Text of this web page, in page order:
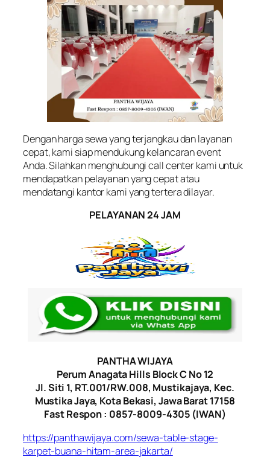
Dengan harga sewa yang terjangkau dan layanan
cepat, kami siap mendukung kelancaran event
Anda. Silahkan menghubungi call center kami untuk
mendapatkan pelayanan yang cepat atau
mendatangi kantor kami yang tertera dilayar.
PELAYANAN 24 JAM
PANTHA WIJAYA
Perum Anagata Hills Block C No 12
Jl. Siti 1, RT.001/RW.008, Mustikajaya, Kec.
Mustika Jaya, Kota Bekasi, Jawa Barat 17158
Fast Respon : 0857-8009-4305 (IWAN)
https://panthawijaya.com/sewa-table-stage-
karpet-buana-hitam-area-jakarta/